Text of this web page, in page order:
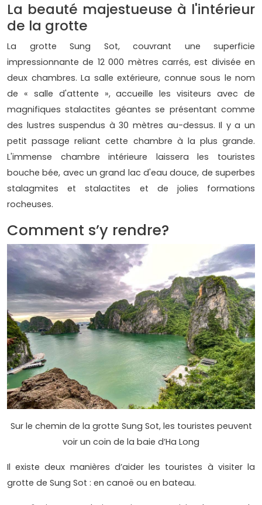
La beauté majestueuse à l'intérieur
de la grotte
La grotte Sung Sot, couvrant une superficie
impressionnante de 12 000 mètres carrés, est divisée en
deux chambres. La salle extérieure, connue sous le nom
de « salle d'attente », accueille les visiteurs avec de
magnifiques stalactites géantes se présentant comme
des lustres suspendus à 30 mètres au-dessus. Il y a un
petit passage reliant cette chambre à la plus grande.
L'immense chambre intérieure laissera les touristes
bouche bée, avec un grand lac d'eau douce, de superbes
stalagmites et stalactites et de jolies formations
rocheuses.
Comment s’y rendre?
Sur le chemin de la grotte Sung Sot, les touristes peuvent
voir un coin de la baie d’Ha Long
Il existe deux manières d’aider les touristes à visiter la
grotte de Sung Sot : en canoë ou en bateau.